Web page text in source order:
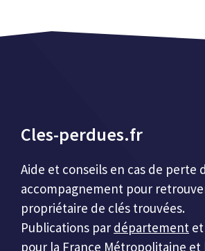
Cles-perdues.fr
Aide et conseils en cas de perte
accompagnement pour
propriétaire de clés trouvées.
Publications par département
pour la France Métropolitaine et